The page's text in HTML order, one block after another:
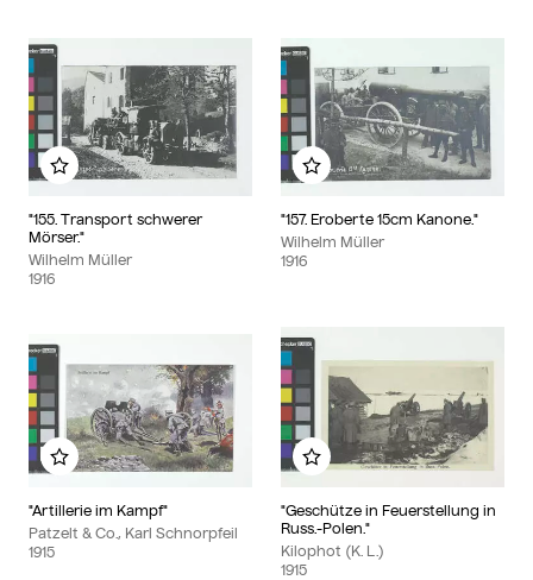
"155. Transport schwerer
Mörser."
Wilhelm Müller
1916
Zu meinem Album hinzufügen
"157. Eroberte 15cm Kanone."
Wilhelm Müller
1916
Zu meinem Album
"Artillerie im Kampf"
Patzelt & Co., Karl Schnorpfeil
1915
Zu meinem Album hinzufügen
"Geschütze in Feuerstellung in
Russ.-Polen."
Kilophot (K. L.)
1915
Zu meinem Album